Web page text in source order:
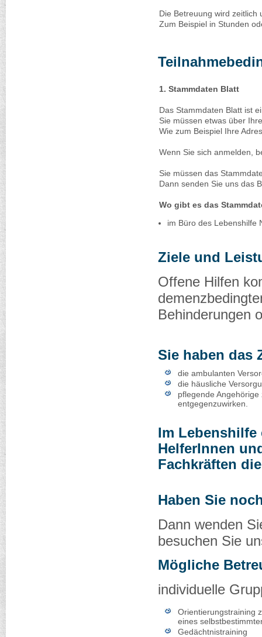
Die Betreuung wird zeitlich
Zum Beispiel in Stunden
1. Stammdaten Blatt
Das Stammdaten Blatt ist
Sie müssen etwas über
Wie zum Beispiel Ihre
Wenn Sie sich anmelden,
Sie müssen das
Dann senden Sie uns das
Wo gibt es das
im Büro des Lebenshilfe
Ziele und
Offene Hilfen
Behinderungen
Sie haben das
die ambulanten
die häusliche
pflegende
entgegenzuwirken.
Im Lebenshilfe
HelferInnen
Fachkräften
Haben Sie
Dann wenden
besuchen Sie
Mögliche
individuelle
Orientierungstraining
eines
Gedächtnistraining